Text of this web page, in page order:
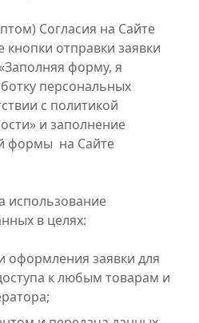
Согласия на Сайте
кнопки отправки заявки
форму, я
персональных
с политикой
и заполнение
формы на Сайте
использование
в целях:
оформления заявки для
к любым товарам и